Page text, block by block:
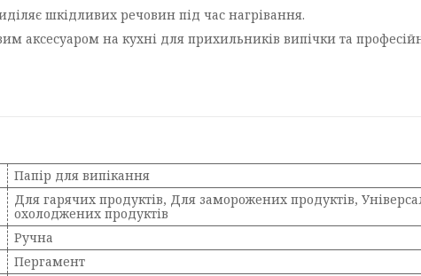
шкідливих речовин під час нагрівання.
аксесуаром на кухні для прихильників випічки та
Папір для випікання
Для гарячих продуктів, Для заморожених продуктів,
охолоджених продуктів
Ручна
Пергамент